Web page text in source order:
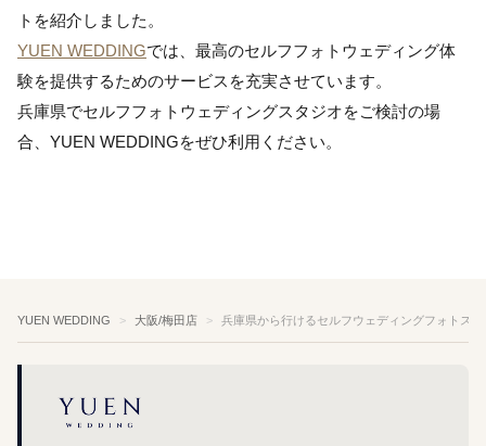
トを紹介しました。
YUEN WEDDINGでは、最高のセルフフォトウェディング体
験を提供するためのサービスを充実させています。
兵庫県でセルフフォトウェディングスタジオをご検討の場
合、YUEN WEDDINGをぜひ利用ください。
YUEN WEDDING 大阪/梅田店 兵庫県から行けるセルフウェディングフォトスタ